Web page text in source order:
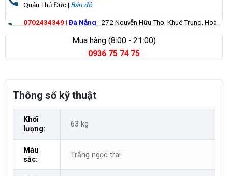
Quận Thủ Đức | Bản đồ
0702434349| Đà Nẵng - 272 Nguyễn Hữu Thọ, Khuê Trung, Hoà
Cường |Bản đồ
Mua hàng (8:00 - 21:00)
0936 75 74 75
Thông số kỹ thuật
Khối
lượng:
63 kg
Màu
sắc:
Trắng ngọc trai